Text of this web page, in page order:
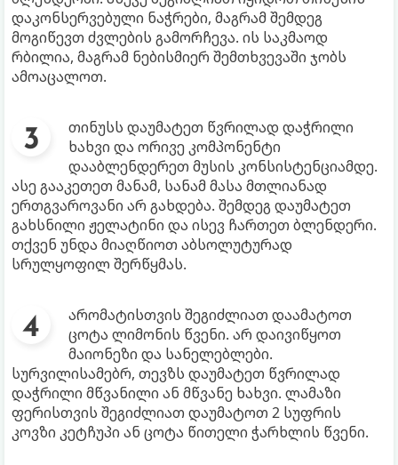
დაკონსერვებული ნაჭრები, მაგრამ შემდეგ
მოგიწევთ ძვლების გამორჩევა. ის საკმაოდ
რბილია, მაგრამ ნებისმიერ შემთხვევაში ჯობს
ამოაცალოთ.
თინუსს დაუმატეთ წვრილად დაჭრილი
ხახვი და ორივე კომპონენტი
დააბლენდერეთ მუსის კონსისტენციამდე.
ასე გააკეთეთ მანამ, სანამ მასა მთლიანად
ერთგვაროვანი არ გახდება. შემდეგ დაუმატეთ
გახსნილი ჟელატინი და ისევ ჩართეთ ბლენდერი.
თქვენ უნდა მიაღწიოთ აბსოლუტურად
სრულყოფილ შერწყმას.
არომატისთვის შეგიძლიათ დაამატოთ
ცოტა ლიმონის წვენი. არ დაივიწყოთ
მაიონეზი და სანელებლები.
სურვილისამებრ, თევზს დაუმატეთ წვრილად
დაჭრილი მწვანილი ან მწვანე ხახვი. ლამაზი
ფერისთვის შეგიძლიათ დაუმატოთ 2 სუფრის
კოვზი კეტჩუპი ან ცოტა წითელი ჭარხლის წვენი.